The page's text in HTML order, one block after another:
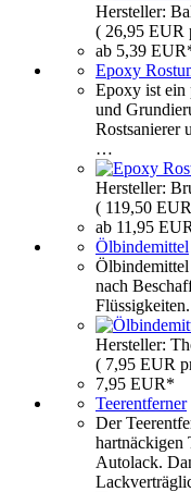
Hersteller:
( 26,95 EUR
ab 5,39
Epoxy
Epoxy ist ein
und
Rostsanierer
…
Hersteller:
( 119,50
ab 11,95
Ölbindemittel
nach
Hersteller:
( 7,95 EUR
7,95 EUR*
Teerentferner
Der
hartnäckigen
Autolack.